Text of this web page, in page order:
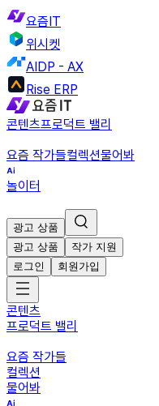
요즘IT
위시켓
AIDP - AX
Rise ERP
콘텐츠프로덕트 밸리
요즘 작가들컬렉션물어봐
놀이터
광고 상품
광고 상품
작가 지원
로그인
회원가입
콘텐츠
프로덕트 밸리
요즘 작가들
컬렉션
물어봐